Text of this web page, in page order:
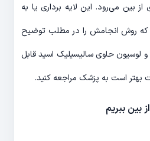
از بین می‌رود. این لایه برداری یا به
روش انجامش را در مطلب توضیح
و لوسیون حاوی سالیسیلیک اسید قابل
بهتر است به پزشک مراجعه کنید.
بین ببریم